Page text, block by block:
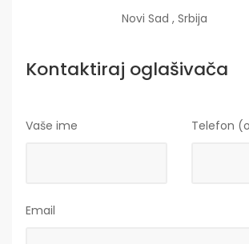
Novi Sad , Srbija
Kontaktiraj oglašivača
Vaše ime Telefon
Email